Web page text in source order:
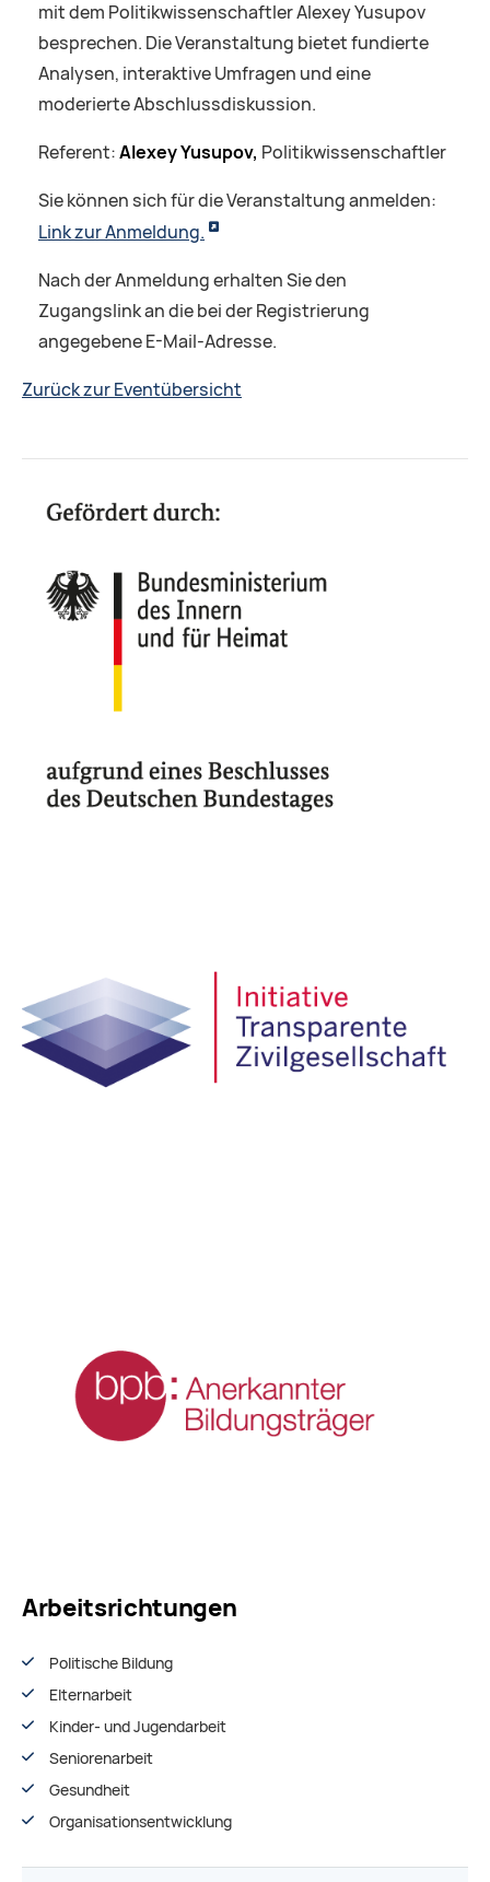
mit dem Politikwissenschaftler Alexey Yusupov
besprechen. Die Veranstaltung bietet fundierte
Analysen, interaktive Umfragen und eine
moderierte Abschlussdiskussion.
Referent:Alexey Yusupov, Politikwissenschaftler
Sie können sich für die Veranstaltung anmelden:
Link zur Anmeldung.
Nach der Anmeldung erhalten Sie den
Zugangslink an die bei der Registrierung
angegebene E-Mail-Adresse.
Zurück zur Eventübersicht
Arbeitsrichtungen
Politische Bildung
Elternarbeit
Kinder- und Jugendarbeit
Seniorenarbeit
Gesundheit
Organisationsentwiсklung